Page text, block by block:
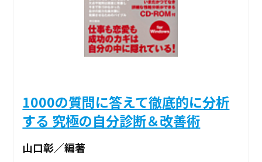
1000の質問に答えて徹底的に分析
する 究極の自分診断＆改善術
山口彰／編著